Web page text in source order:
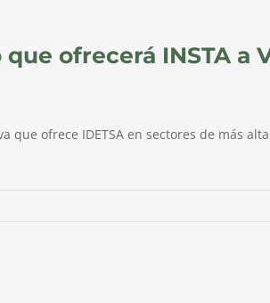
ofrecerá INSTA a
que ofrece IDETSA en sectores de más